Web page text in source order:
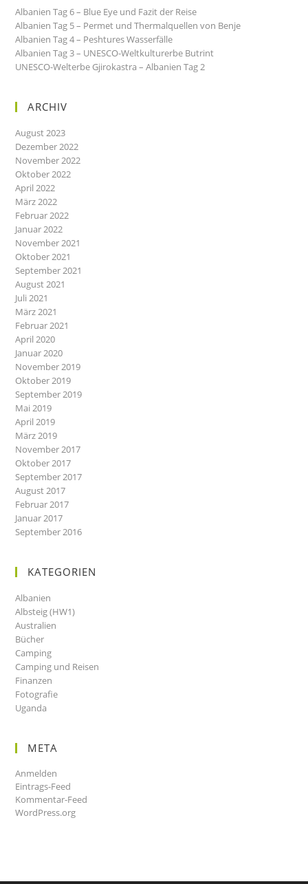
Albanien Tag 6 – Blue Eye und Fazit der Reise
Albanien Tag 5 – Permet und Thermalquellen von Benje
Albanien Tag 4 – Peshtures Wasserfälle
Albanien Tag 3 – UNESCO-Weltkulturerbe Butrint
UNESCO-Welterbe Gjirokastra – Albanien Tag 2
ARCHIV
August 2023
Dezember 2022
November 2022
Oktober 2022
April 2022
März 2022
Februar 2022
Januar 2022
November 2021
Oktober 2021
September 2021
August 2021
Juli 2021
März 2021
Februar 2021
April 2020
Januar 2020
November 2019
Oktober 2019
September 2019
Mai 2019
April 2019
März 2019
November 2017
Oktober 2017
September 2017
August 2017
Februar 2017
Januar 2017
September 2016
KATEGORIEN
Albanien
Albsteig (HW1)
Australien
Bücher
Camping
Camping und Reisen
Finanzen
Fotografie
Uganda
META
Anmelden
Eintrags-Feed
Kommentar-Feed
WordPress.org